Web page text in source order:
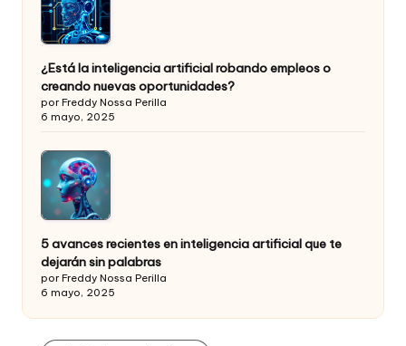
¿Está la inteligencia artificial robando empleos o
creando nuevas oportunidades?
por Freddy Nossa Perilla
6 mayo, 2025
5 avances recientes en inteligencia artificial que te
dejarán sin palabras
por Freddy Nossa Perilla
6 mayo, 2025